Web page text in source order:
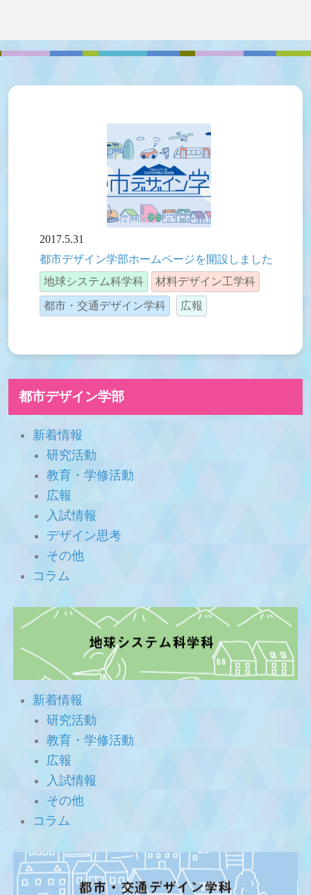
2017.5.31
都市デザイン学部ホームページを開設しました
地球システム科学科
材料デザイン工学科
都市・交通デザイン学科 広報
都市デザイン学部
新着情報
研究活動
教育・学修活動
広報
入試情報
デザイン思考
その他
コラム
新着情報
研究活動
教育・学修活動
広報
入試情報
その他
コラム